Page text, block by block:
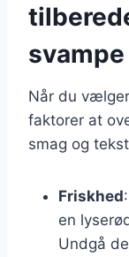
svampe
Når du
faktorer at
smag og
Friskhed
en
Undgå